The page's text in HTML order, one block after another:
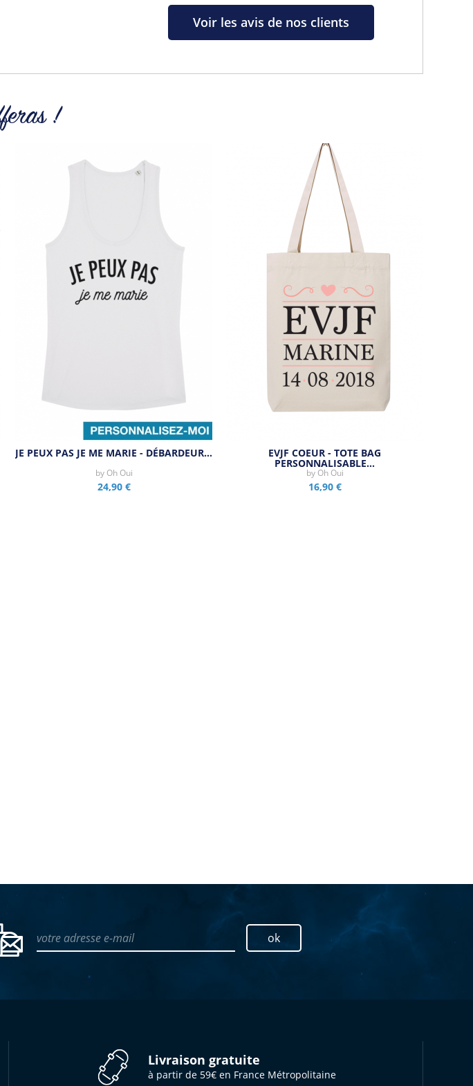
Voir les avis de nos clients
!
JE PEUX PAS JE ME MARIE - DÉBARDEUR…
by Oh Oui
24,90 €
EVJF COEUR - TOTE BAG
PERSONNALISABLE…
by Oh Oui
16,90 €
votre adresse e-mail ok
Livraison gratuite
à partir de 59€ en France Métropolitaine